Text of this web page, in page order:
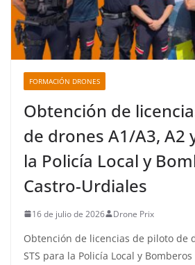
FORMACIÓN DRONES
Obtención de
de drones A1/A3, A2
la Policía Local y
Castro-Urdiales
16 de julio de 2026 Drone Prix
Obtención de licencias de piloto de
STS para la Policía Local y